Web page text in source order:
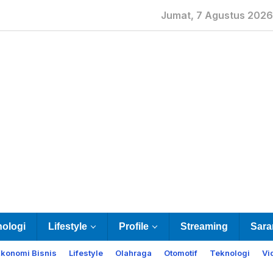
Jumat, 7 Agustus 2026
Lifestyle Profile Streaming
Bisnis Lifestyle Olahraga Otomotif Teknologi